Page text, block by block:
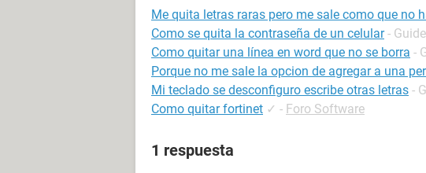
Me quita letras raras pero me sale como que no
Como se quita la contraseña de un celular - Guide
Como quitar una línea en word que no se borra -
Porque no me sale la opcion de agregar a una
Mi teclado se desconfiguro escribe otras letras -
Como quitar fortinet ✓ - Foro Software
1 respuesta